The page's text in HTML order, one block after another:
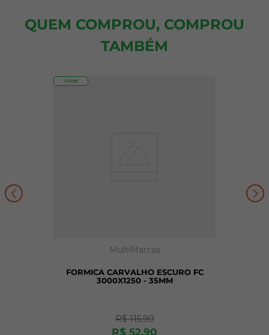
QUEM COMPROU, COMPROU
TAMBÉM
Outlet
MultiMarcas
FORMICA CARVALHO ESCURO FC
3000X1250 - 35MM
R$ 115,90
R$ 52,90